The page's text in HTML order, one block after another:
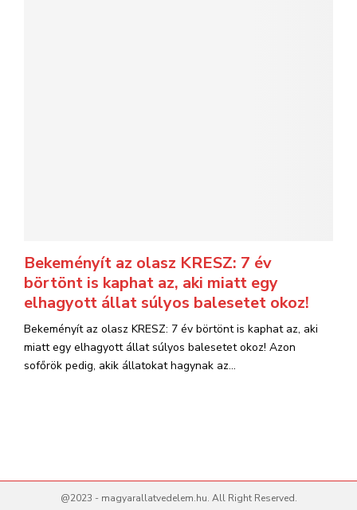
Bekeményít az olasz KRESZ: 7 év
börtönt is kaphat az, aki miatt egy
elhagyott állat súlyos balesetet okoz!
Bekeményít az olasz KRESZ: 7 év börtönt is kaphat az, aki
miatt egy elhagyott állat súlyos balesetet okoz! Azon
sofőrök pedig, akik állatokat hagynak az...
@2023 - magyarallatvedelem.hu. All Right Reserved.